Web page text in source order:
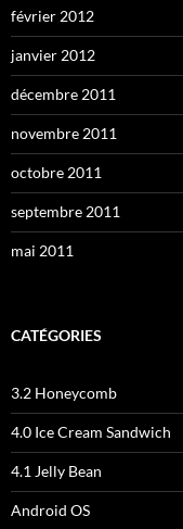
février 2012
janvier 2012
décembre 2011
novembre 2011
octobre 2011
septembre 2011
mai 2011
CATÉGORIES
3.2 Honeycomb
4.0 Ice Cream Sandwich
4.1 Jelly Bean
Android OS